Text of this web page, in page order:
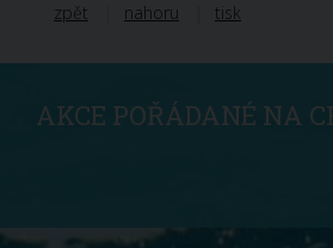
zpět nahoru tisk
AKCE POŘÁDANÉ NA